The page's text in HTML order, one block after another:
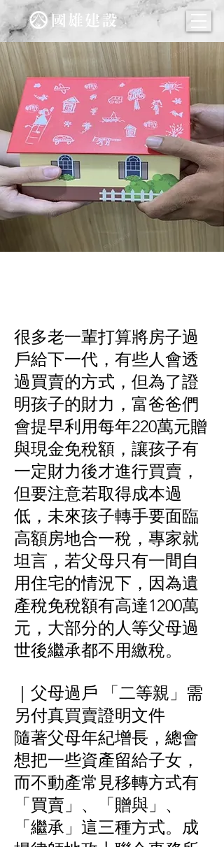
很多老一輩打算將房子過
戶給下一代，有些人會透
過買賣的方式，但為了證
明孩子的財力，富爸爸們
會提早利用每年220萬元贈
與現金免稅額，讓孩子有
一定財力後才進行買賣，
但要注意若取得成本過
低，未來孩子轉手要面臨
高額房地合一稅，專家就
坦言，若父母只有一間自
用住宅的情況下，因為遺
產稅免稅額有高達1200萬
元，大部分的人等父母過
世後繼承都不用繳稅。
｜父母過戶 「二等親」需
另付真買賣證明文件
隨著父母年紀增長，總會
想把一些資產留給子女，
而不動產常見移轉方式有
「買賣」、「贈與」、
「繼承」這三種方式。成